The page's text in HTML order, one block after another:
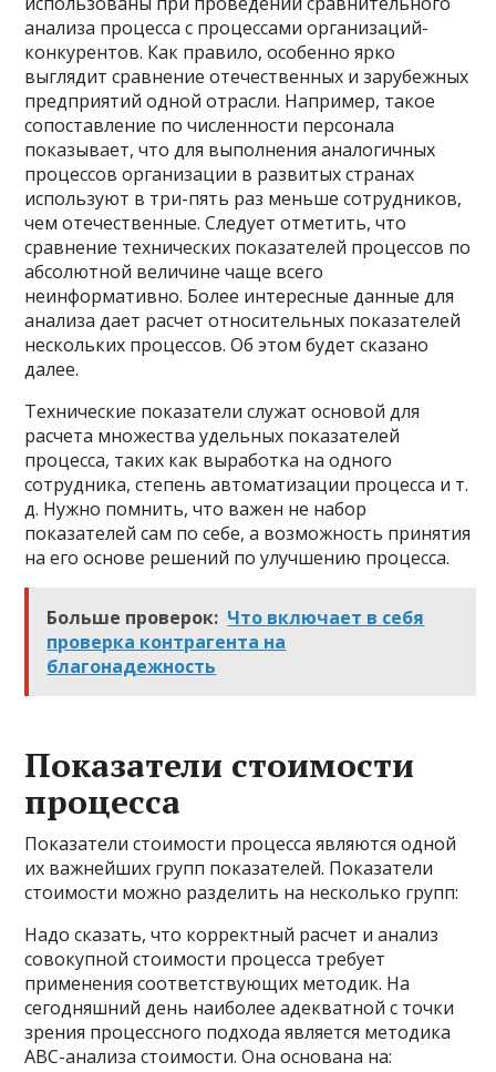
анализа процесса с процессами организаций-
конкурентов. Как правило, особенно ярко
выглядит сравнение отечественных и зарубежных
предприятий одной отрасли. Например, такое
сопоставление по численности персонала
показывает, что для выполнения аналогичных
процессов организации в развитых странах
используют в три-пять раз меньше сотрудников,
чем отечественные. Следует отметить, что
сравнение технических показателей процессов по
абсолютной величине чаще всего
неинформативно. Более интересные данные для
анализа дает расчет относительных показателей
нескольких процессов. Об этом будет сказано
далее.
Технические показатели служат основой для
расчета множества удельных показателей
процесса, таких как выработка на одного
сотрудника, степень автоматизации процесса и т.
д. Нужно помнить, что важен не набор
показателей сам по себе, а возможность принятия
на его основе решений по улучшению процесса.
Больше проверок: Что включает в себя
проверка контрагента на
благонадежность
Показатели стоимости
процесса
Показатели стоимости процесса являются одной
их важнейших групп показателей. Показатели
стоимости можно разделить на несколько групп:
Надо сказать, что корректный расчет и анализ
совокупной стоимости процесса требует
применения соответствующих методик. На
сегодняшний день наиболее адекватной с точки
зрения процессного подхода является методика
АВС-анализа стоимости. Она основана на: